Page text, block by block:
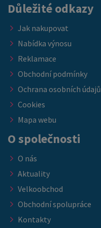
Důležité odkazy
Jak nakupovat
Nabídka výnosu
Reklamace
Obchodní podmínky
Ochrana osobních údajů
Cookies
Mapa webu
O společnosti
O nás
Aktuality
Velkoobchod
Obchodní spolupráce
Kontakty